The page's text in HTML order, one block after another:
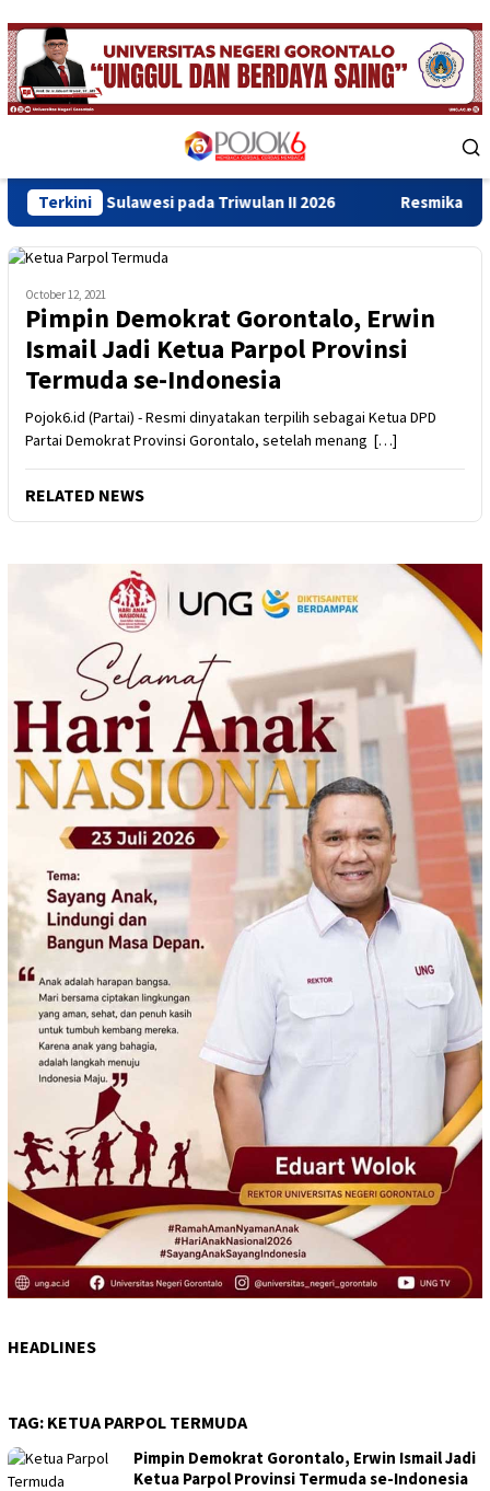
Skip
to
content
Menu
Terkini
pada Triwulan II 2026 Resmikan Gedung Baru
October 12, 2021
Pimpin Demokrat Gorontalo, Erwin
Ismail Jadi Ketua Parpol Provinsi
Termuda se-Indonesia
Pojok6.id (Partai) - Resmi dinyatakan terpilih sebagai Ketua DPD
Partai Demokrat Provinsi Gorontalo, setelah menang […]
RELATED NEWS
HEADLINES
TAG: KETUA PARPOL TERMUDA
Pimpin Demokrat Gorontalo, Erwin Ismail Jadi
Ketua Parpol Provinsi Termuda se-Indonesia